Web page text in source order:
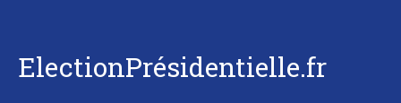
ElectionPrésidentielle.fr